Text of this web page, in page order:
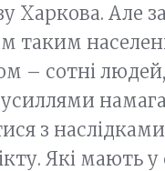
Харкова. Але за
таким
– сотні людей,
з наслідками
Які мають у